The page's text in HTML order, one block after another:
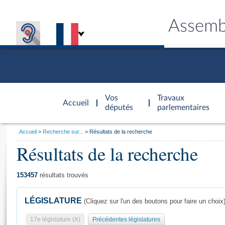
Accueil
d'accueil
Vos
députés
Travaux
parlementaires
Général
Vous
Accueil Recherche sur... Résultats de la recherche
Résultats de la recherche
153457 résultats trouvés
LÉGISLATURE (Cliquez sur l'un des boutons pour faire un choix)
17e législature (X) Précédentes législatures